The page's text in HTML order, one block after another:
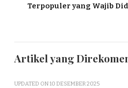
Terpopuler yang Wajib
Artikel yang
UPDATED ON10 DESEMBER 2025